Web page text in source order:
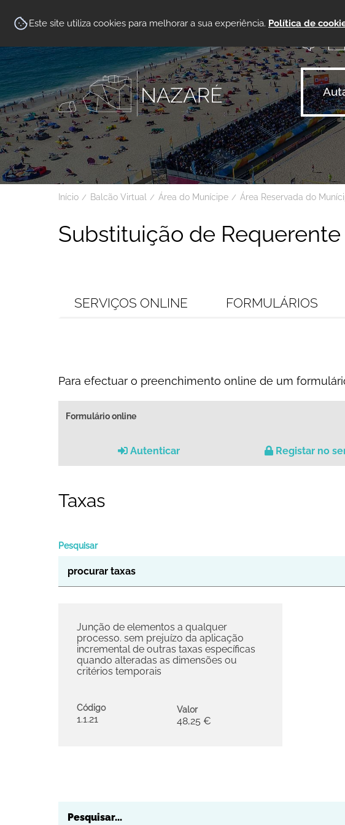
Este site utiliza cookies para melhorar a sua experiência. Política de
Início Balcão Virtual Área do Munícipe Área Reservada do
Substituição de
SERVIÇOS ONLINE FORMULÁRIOS
Para efectuar o preenchimento online de um
Formulário online
Autenticar Registar no
Taxas
Pesquisar
Código
1.1.21
Junção de elementos a qualquer
processo. sem prejuízo da aplicação
incremental de outras taxas específicas
quando alteradas as dimensões ou
critérios temporais
Valor
48,25 €